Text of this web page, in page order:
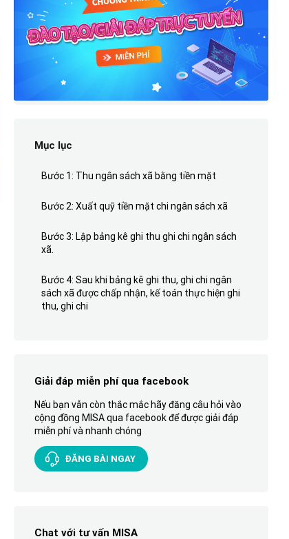
Mục lục
Bước 1: Thu ngân sách xã bằng tiền mặt
Bước 2: Xuất quỹ tiền mặt chi ngân sách xã
Bước 3: Lập bảng kê ghi thu ghi chi ngân sách
xã.
Bước 4: Sau khi bảng kê ghi thu, ghi chi ngân
sách xã được chấp nhận, kế toán thực hiện ghi
thu, ghi chi
Giải đáp miễn phí qua facebook
Nếu bạn vẫn còn thắc mắc hãy đăng câu hỏi vào
cộng đồng MISA qua facebook để được giải đáp
miễn phí và nhanh chóng
ĐĂNG BÀI NGAY
Chat với tư vấn MISA